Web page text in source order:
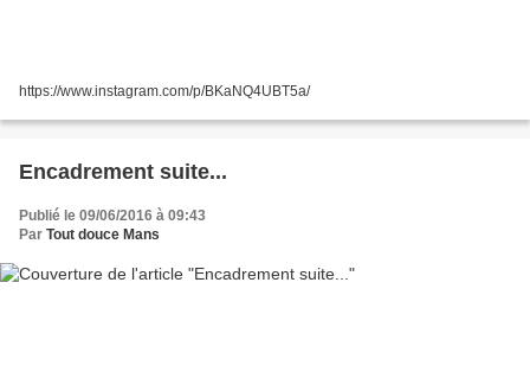
https://www.instagram.com/p/BKaNQ4UBT5a/
Encadrement suite...
Publié le 09/06/2016 à 09:43
Par Tout douce Mans